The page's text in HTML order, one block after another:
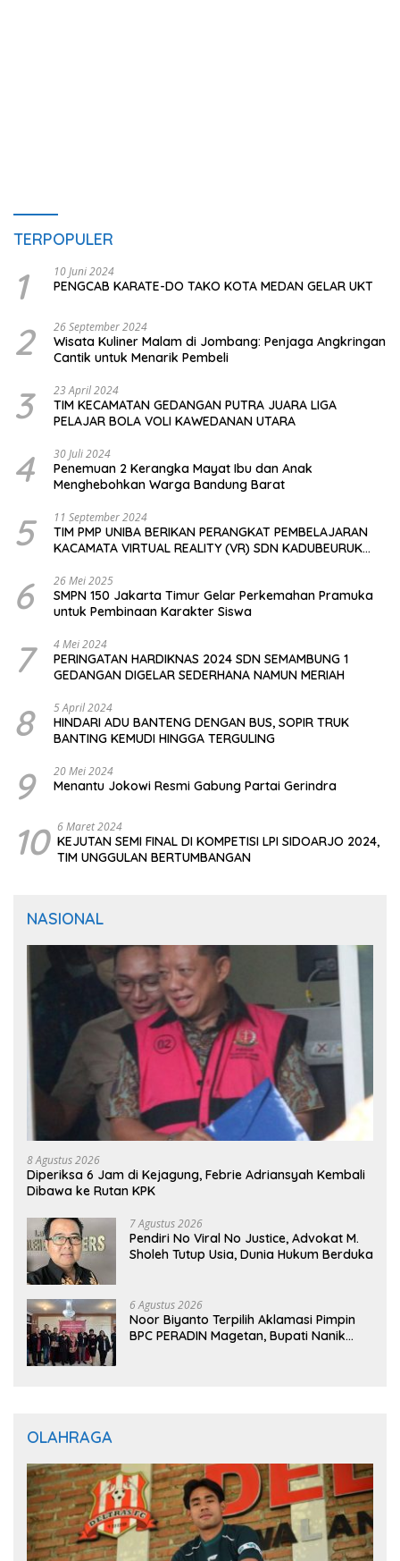
TERPOPULER
1 10 Juni 2024
PENGCAB KARATE-DO TAKO KOTA MEDAN GELAR UKT
2 26 September 2024
Wisata Kuliner Malam di Jombang: Penjaga Angkringan
Cantik untuk Menarik Pembeli
3 23 April 2024
TIM KECAMATAN GEDANGAN PUTRA JUARA LIGA
PELAJAR BOLA VOLI KAWEDANAN UTARA
4 30 Juli 2024
Penemuan 2 Kerangka Mayat Ibu dan Anak
Menghebohkan Warga Bandung Barat
5 11 September 2024
TIM PMP UNIBA BERIKAN PERANGKAT PEMBELAJARAN
KACAMATA VIRTUAL REALITY (VR) SDN KADUBEURUK
6 26 Mei 2025
SMPN 150 Jakarta Timur Gelar Perkemahan Pramuka
untuk Pembinaan Karakter Siswa
7 4 Mei 2024
PERINGATAN HARDIKNAS 2024 SDN SEMAMBUNG 1
GEDANGAN DIGELAR SEDERHANA NAMUN MERIAH
8 5 April 2024
HINDARI ADU BANTENG DENGAN BUS, SOPIR TRUK
BANTING KEMUDI HINGGA TERGULING
9 20 Mei 2024
Menantu Jokowi Resmi Gabung Partai Gerindra
10 6 Maret 2024
KEJUTAN SEMI FINAL DI KOMPETISI LPI SIDOARJO 2024,
TIM UNGGULAN BERTUMBANGAN
NASIONAL
8 Agustus 2026
Diperiksa 6 Jam di Kejagung, Febrie Adriansyah Kembali
Dibawa ke Rutan KPK
7 Agustus 2026
Pendiri No Viral No Justice, Advokat M.
Sholeh Tutup Usia, Dunia Hukum Berduka
6 Agustus 2026
Noor Biyanto Terpilih Aklamasi Pimpin
BPC PERADIN Magetan, Bupati Nanik
OLAHRAGA